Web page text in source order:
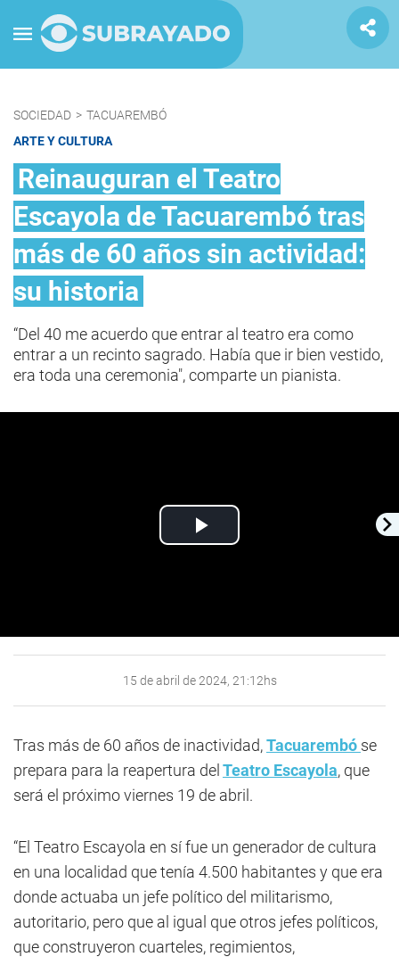
SOCIEDAD > TACUAREMBÓ
ARTE Y CULTURA
Reinauguran el Teatro
Escayola de Tacuarembó tras
más de 60 años sin actividad:
su historia
“Del 40 me acuerdo que entrar al teatro era como
entrar a un recinto sagrado. Había que ir bien vestido,
era toda una ceremonia", comparte un pianista.
Play
15 de abril de 2024, 21:12hs
Tras más de 60 años de inactividad,Tacuarembó se
prepara para la reapertura del Teatro Escayola, que
será el próximo viernes 19 de abril.
“El Teatro Escayola en sí fue un generador de cultura
en una localidad que tenía 4.500 habitantes y que era
donde actuaba un jefe político del militarismo,
autoritario, pero que al igual que otros jefes políticos,
que construyeron cuarteles, regimientos,